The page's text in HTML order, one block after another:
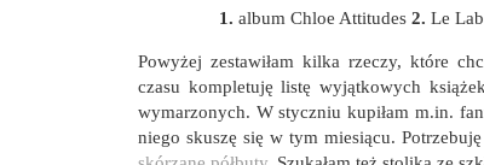
1. album Chloe Attitudes 2. Le
Powyżej zestawiłam kilka rzeczy, które
czasu kompletuję listę wyjątkowych
wymarzonych. W styczniu kupiłam m.in.
niego skuszę się w tym miesiącu.